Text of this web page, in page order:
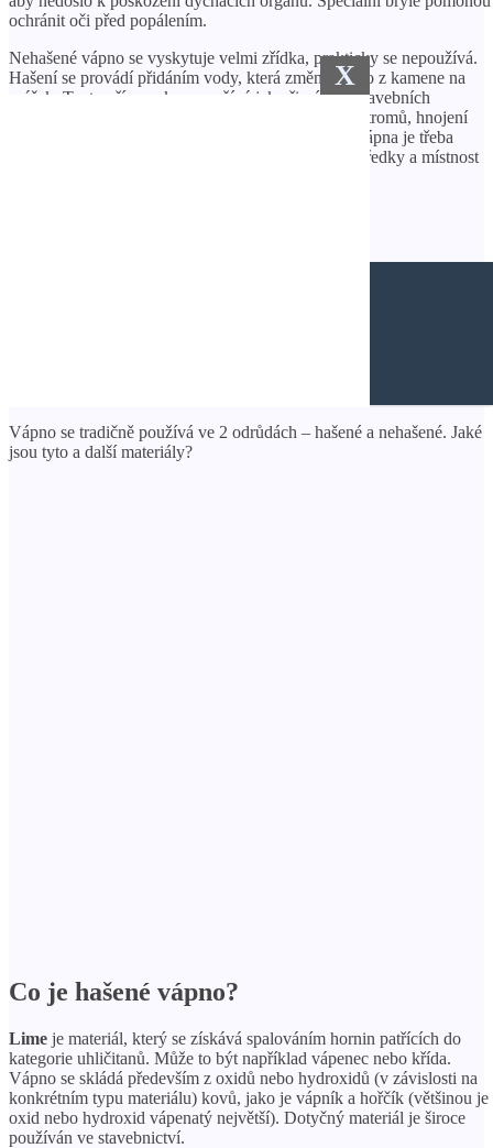
ochránit oči před popálením.
Nehašené vápno se vyskytuje velmi zřídka, prakticky se nepoužívá.
Hašení se provádí přidáním vody, která změní vápno z kamene na
prášek. Tento přípravek se používá jak při výrobě stavebních
materiálů, tak v zemědělství, používá se k ošetření stromů, hnojení
půdy, zbavování plevele. Veškeré práce na hašení vápna je třeba
provádět opatrně, používat speciální ochranné prostředky a místnost
Vápno se tradičně používá ve 2 odrůdách – hašené a nehašené. Jaké
jsou tyto a další materiály?
Co je hašené vápno?
Lime je materiál, který se získává spalováním hornin patřících do
kategorie uhličitanů. Může to být například vápenec nebo křída.
Vápno se skládá především z oxidů nebo hydroxidů (v závislosti na
konkrétním typu materiálu) kovů, jako je vápník a hořčík (většinou je
oxid nebo hydroxid vápenatý největší). Dotyčný materiál je široce
používán ve stavebnictví.
X